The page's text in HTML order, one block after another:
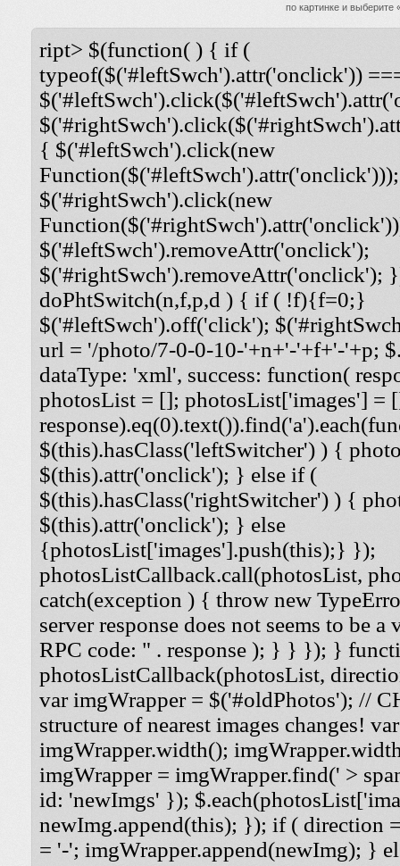
по картинке и
ript> $(function( ) { if (
typeof($('#leftSwch').attr('onclick'))
{ $('#leftSwch').click(new
Function($('#leftSwch').attr('onclick')));
$('#rightSwch').click(new
$('#leftSwch').removeAttr('onclick');
$('#rightSwch').removeAttr('onclick');
doPhtSwitch(n,f,p,d ) { if ( !f){f=0;}
$('#leftSwch').off('click');
url = '/photo/7-0-0-10-'+n+'-'+f+'-'+p;
dataType: 'xml', success: function(
photosList = []; photosList['images'] =
$(this).hasClass('leftSwitcher') ) {
$(this).attr('onclick'); } else if (
$(this).hasClass('rightSwitcher') ) {
$(this).attr('onclick'); } else
{photosList['images'].push(this);} });
photosListCallback.call(photosList,
catch(exception ) { throw new
server response does not seems to be
RPC code: " . response ); } } }); }
photosListCallback(photosList,
var imgWrapper = $('#oldPhotos'); //
structure of nearest images changes!
imgWrapper.width();
imgWrapper = imgWrapper.find(' >
id: 'newImgs' });
newImg.append(this); }); if ( direction
= '-'; imgWrapper.append(newImg); }